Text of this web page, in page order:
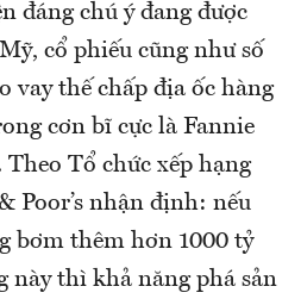
đáng chú ý đang được
cổ phiếu cũng như số
vay thế chấp địa ốc hàng
cơn bĩ cực là Fannie
Theo Tổ chức xếp hạng
Poor’s nhận định: nếu
bơm thêm hơn 1000 tỷ
này thì khả năng phá sản